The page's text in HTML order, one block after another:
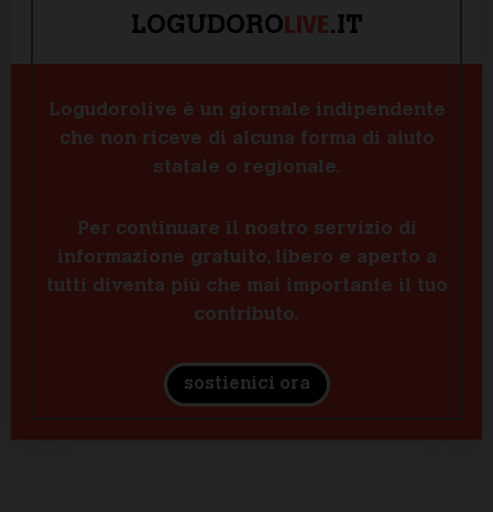
LOGUDOROLIVE.IT
Logudorolive è un giornale indipendente
che non riceve di alcuna forma di aiuto
statale o regionale.
Per continuare il nostro servizio di
informazione gratuito, libero e aperto a
tutti diventa più che mai importante il tuo
contributo.
sostienici ora